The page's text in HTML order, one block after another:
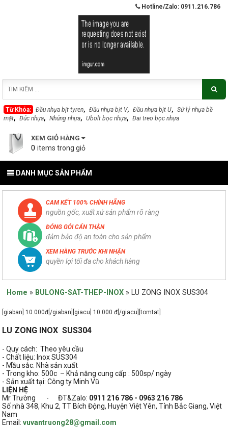
Hotline/Zalo: 0911.216.786
Từ Khóa: Đầu nhựa bịt tyren, Đầu nhựa bịt V, Đầu nhựa bịt U, Sử lý nhựa bề
mặt, Đúc nhựa, Nhúng nhựa, Ubolt bọc nhựa, Đai treo bọc nhựa
0
XEM GIỎ HÀNG
DANH MỤC SẢN PHẨM
CAM KẾT 100% CHÍNH HÃNG
nguồn gốc, xuất xứ sản phẩm rõ ràng
ĐÓNG GÓI CẨN THẬN
đảm bảo độ an toàn cho sản phẩm
XEM HÀNG TRƯỚC KHI NHẬN
quyền lợi tối đa cho khách hàng
Home » BULONG-SAT-THEP-INOX » LU ZONG INOX SUS304
[giaban] 10.000đ[/giaban][giacu] 10.000 đ[/giacu][tomtat]
LU ZONG INOX SUS304
- Quy cách: Theo yêu cầu
- Chất liệu: Inox SUS304
- Mầu sắc: Nhà sản xuất
- Trong kho: 500c – Khả năng cung cấp : 500sp/ ngày
- Sản xuất tại: Công ty Minh Vũ
LIỆN HỆ
Mr Trường - ĐT&Zalo: 0911 216 786 - 0963 216 786
Số nhà 348, Khu 2, TT Bích Động, Huyện Việt Yên, Tỉnh Bắc Giang, Việt
Nam
Email:vuvantruong28@gmail.com